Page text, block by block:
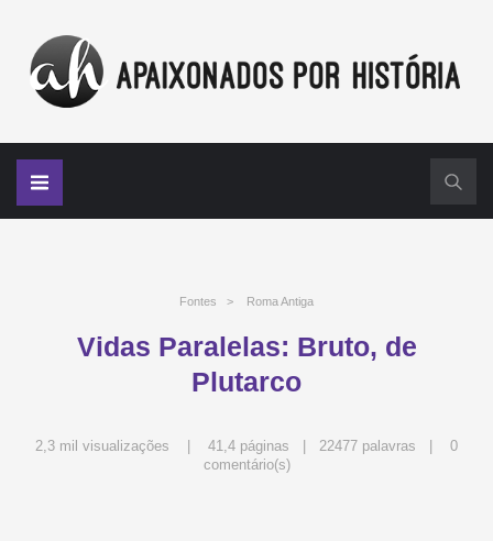
Fontes > Roma Antiga
Vidas Paralelas: Bruto, de
Plutarco
2,3 mil visualizações | 41,4 páginas | 22477 palavras | 0
comentário(s)